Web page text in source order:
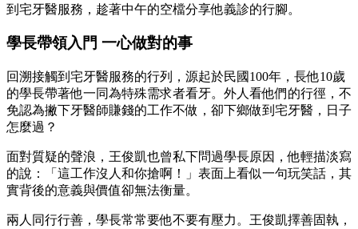
到宅牙醫服務，趁著中午的空檔分享他義診的行腳。
學長帶領入門 一心做對的事
回溯接觸到宅牙醫服務的行列，源起於民國100年，長他10歲
的學長帶著他一同為特殊需求者看牙。外人看他們的行徑，不
免認為撇下牙醫師賺錢的工作不做，卻下鄉做到宅牙醫，日子
怎麼過？
面對質疑的聲浪，王俊凱也曾私下問過學長原因，他輕描淡寫
的說：「這工作沒人和你搶啊！」表面上看似一句玩笑話，其
實背後的意義與價值卻無法衡量。
兩人同行行善，學長常常要他不要有壓力。王俊凱擇善固執，